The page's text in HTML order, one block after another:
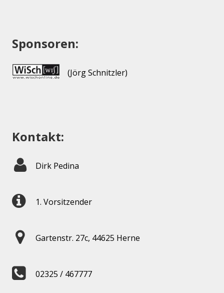
Sponsoren:
(Jörg Schnitzler)
Kontakt:
Dirk Pedina
1. Vorsitzender
Gartenstr. 27c, 44625 Herne
02325 / 467777